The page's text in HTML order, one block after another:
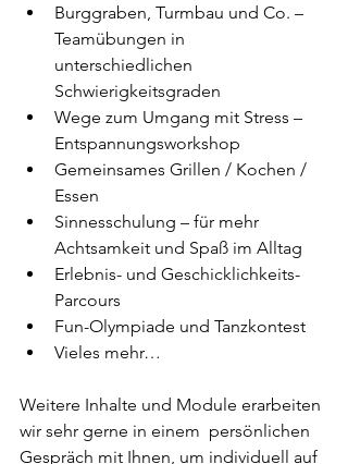
Burggraben, Turmbau und Co. –
Teamübungen in
unterschiedlichen
Schwierigkeitsgraden
Wege zum Umgang mit Stress –
Entspannungsworkshop
Gemeinsames Grillen / Kochen /
Essen
Sinnesschulung – für mehr
Achtsamkeit und Spaß im Alltag
Erlebnis- und Geschicklichkeits-
Parcours
Fun-Olympiade und Tanzkontest
Vieles mehr…
Weitere Inhalte und Module erarbeiten
wir sehr gerne in einem  persönlichen
Gespräch mit Ihnen, um individuell auf